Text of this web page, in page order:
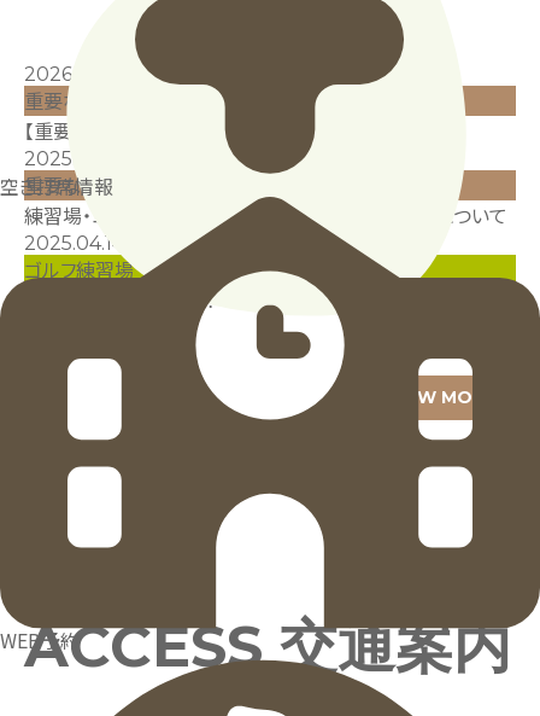
空き打席情報
WEB予約
2026.06.30
重要なお知らせ
【重要】ゴルフ練習場 工事による休業のお知らせ
2025.07.16
重要なお知らせ
練習場・コース お盆期間（8/12～8/14）営業時間について
2025.04.14
ゴルフ練習場
打ち放題タイムセール！
VIEW MORE
ACCESS交通案内